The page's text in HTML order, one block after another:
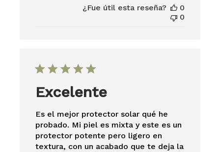
publicación¿Fue útil esta reseña?
0
0
Excelente
Es el mejor protector solar qué he
probado. Mi piel es mixta y este es un
protector potente pero ligero en
textura, con un acabado que te deja la